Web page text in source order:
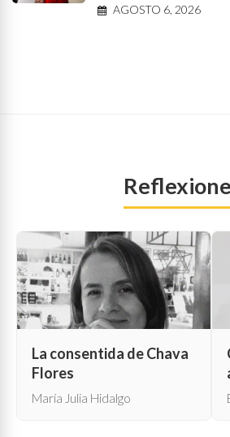
AGOSTO 6, 2026
La consentida de Chava
Flores
María Julia Hidalgo